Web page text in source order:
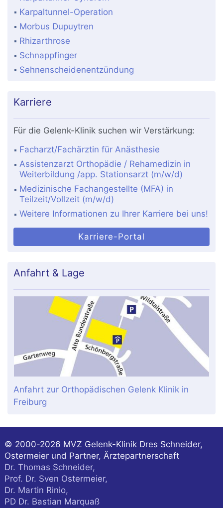
Karpaltunnel-Operation
Morbus Dupuytren
Rhizarthrose
Schnappfinger
Sehnenscheidenentzündung
Karriere
Für die Gelenk-Klinik suchen wir Verstärkung:
Facharzt/Fachärztin für Anästhesie
Assistenzarzt Orthopädie / Rehamedizin in
Weiterbildung /app. Stationsarzt (m/w/d)
Medizinische Fachangestellte (MFA) in
Teilzeit/Vollzeit (m/w/d)
Weitere Informationen zu Ihrer Karriere bei uns!
Karriere-Portal
Anfahrt & Lage
Anfahrt zur Orthopädischen Gelenk Klinik in
Freiburg
© 2000-2026 MVZ Gelenk-Klinik Dres Schneider,
Ostermeier und Partner, Ärztepartnerschaft
Dr. Thomas Schneider,
Prof. Dr. Sven Ostermeier,
Dr. Martin Rinio,
PD Dr. Bastian Marquaß